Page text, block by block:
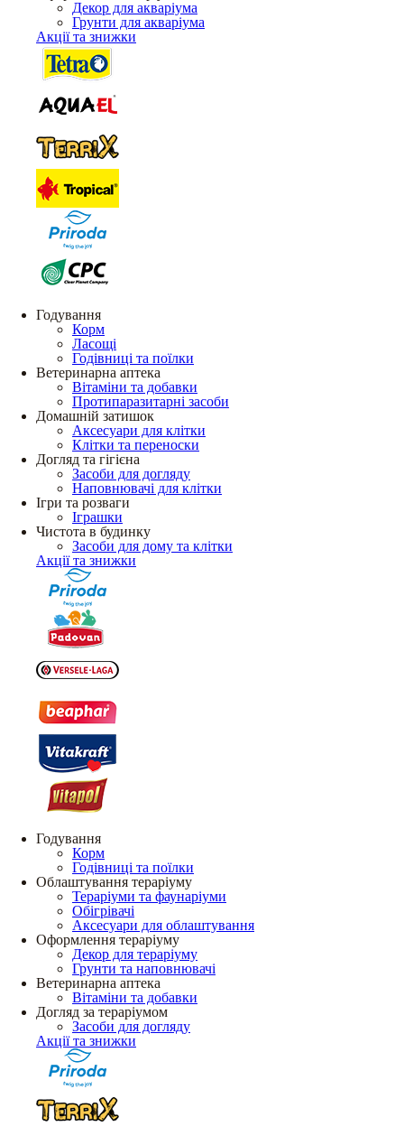
Декор для акваріума
Грунти для акваріума
Акції та знижки
Годування
Корм
Ласощі
Годівниці та поїлки
Ветеринарна аптека
Вітаміни та добавки
Протипаразитарні засоби
Домашній затишок
Аксесуари для клітки
Клітки та переноски
Догляд та гігієна
Засоби для догляду
Наповнювачі для клітки
Ігри та розваги
Іграшки
Чистота в будинку
Засоби для дому та клітки
Акції та знижки
Годування
Корм
Годівниці та поїлки
Облаштування тераріуму
Тераріуми та фаунаріуми
Обігрівачі
Аксесуари для облаштування
Оформлення тераріуму
Декор для тераріуму
Грунти та наповнювачі
Ветеринарна аптека
Вітаміни та добавки
Догляд за тераріумом
Засоби для догляду
Акції та знижки